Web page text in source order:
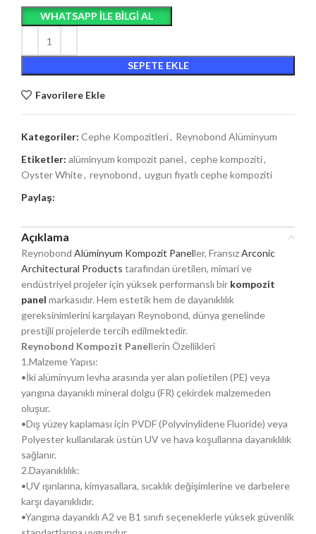
WHATSAPP ILE BILGI AL
SEPETE EKLE
Favorilere Ekle
Kategoriler: Cephe Kompozitleri, Reynobond Alüminyum
Etiketler: alüminyum kompozit panel, cephe kompoziti,
Oyster White, reynobond, uygun fiyatlı cephe kompoziti
Paylaş:
Açıklama
Reynobond Alüminyum Kompozit Paneller, FransızArconic
Architectural Products tarafından üretilen, mimari ve
endüstriyel projeler için yüksek performanslı bir kompozit
panel markasıdır. Hem estetik hem de dayanıklılık
gereksinimlerini karşılayan Reynobond, dünya genelinde
prestijli projelerde tercih edilmektedir.
Reynobond Kompozit Panellerin Özellikleri
1.Malzeme Yapısı:
•İki alüminyum levha arasında yer alan polietilen (PE) veya
yangına dayanıklı mineral dolgu (FR) çekirdek malzemeden
oluşur.
•Dış yüzey kaplaması için PVDF (Polyvinylidene Fluoride) veya
Polyester kullanılarak üstün UV ve hava koşullarına dayanıklılık
sağlanır.
2.Dayanıklılık:
•UV ışınlarına, kimyasallara, sıcaklık değişimlerine ve darbelere
karşı dayanıklıdır.
•Yangına dayanıklı A2 ve B1 sınıfı seçeneklerle yüksek güvenlik